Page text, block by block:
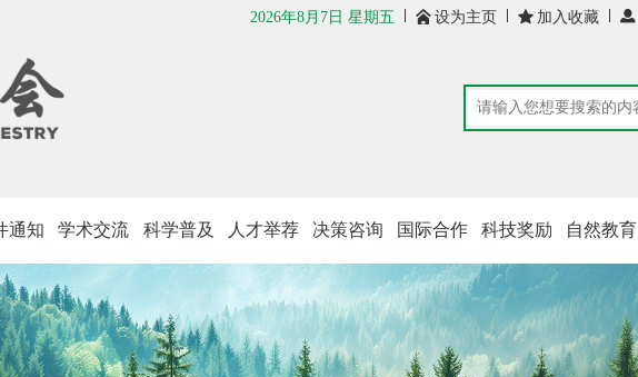
2026年8月7日 星期五  设为主页  加入收藏 
通知 学术交流 科学普及 人才举荐 决策咨询 国际合作 科技奖励 自然教育